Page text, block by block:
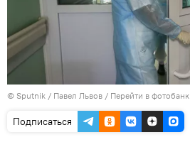
© Sputnik / Павел Львов / Перейти в фотобанк
Подписаться